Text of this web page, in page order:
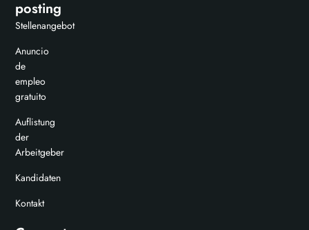
posting
Stellenangebot
Anuncio
de
empleo
gratuito
Auflistung
der
Arbeitgeber
Kandidaten
Kontakt